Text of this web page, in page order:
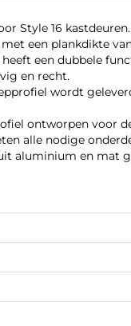
Style 16
een plankdikte
een dubbele
en recht.
wordt
ontworpen voor
alle nodige
aluminium en mat